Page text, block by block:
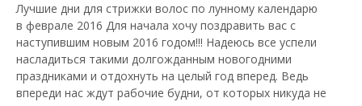
Лучшие дни для стрижки волос по лунному календарю
в феврале 2016 Для начала хочу поздравить вас с
наступившим новым 2016 годом!!! Надеюсь все успели
насладиться такими долгожданным новогодними
праздниками и отдохнуть на целый год вперед. Ведь
впереди нас ждут рабочие будни, от которых никуда не